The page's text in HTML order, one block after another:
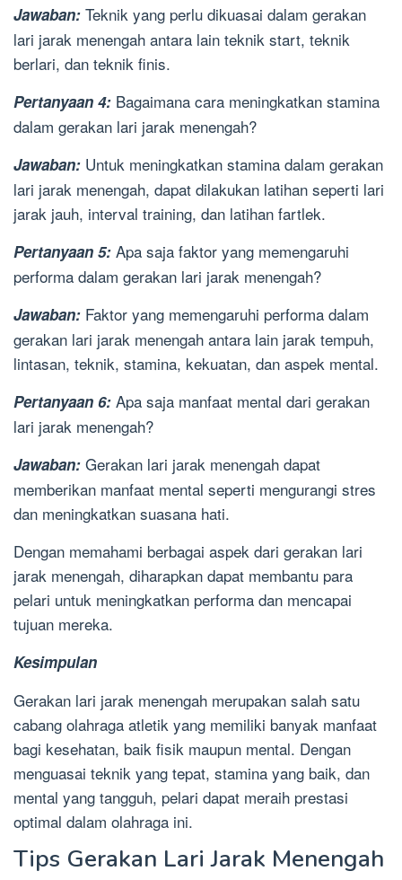
Jawaban: Teknik yang perlu dikuasai dalam gerakan
lari jarak menengah antara lain teknik start, teknik
berlari, dan teknik finis.
Pertanyaan 4: Bagaimana cara meningkatkan stamina
dalam gerakan lari jarak menengah?
Jawaban: Untuk meningkatkan stamina dalam gerakan
lari jarak menengah, dapat dilakukan latihan seperti lari
jarak jauh, interval training, dan latihan fartlek.
Pertanyaan 5: Apa saja faktor yang memengaruhi
performa dalam gerakan lari jarak menengah?
Jawaban: Faktor yang memengaruhi performa dalam
gerakan lari jarak menengah antara lain jarak tempuh,
lintasan, teknik, stamina, kekuatan, dan aspek mental.
Pertanyaan 6: Apa saja manfaat mental dari gerakan
lari jarak menengah?
Jawaban: Gerakan lari jarak menengah dapat
memberikan manfaat mental seperti mengurangi stres
dan meningkatkan suasana hati.
Dengan memahami berbagai aspek dari gerakan lari
jarak menengah, diharapkan dapat membantu para
pelari untuk meningkatkan performa dan mencapai
tujuan mereka.
Kesimpulan
Gerakan lari jarak menengah merupakan salah satu
cabang olahraga atletik yang memiliki banyak manfaat
bagi kesehatan, baik fisik maupun mental. Dengan
menguasai teknik yang tepat, stamina yang baik, dan
mental yang tangguh, pelari dapat meraih prestasi
optimal dalam olahraga ini.
Tips Gerakan Lari Jarak Menengah